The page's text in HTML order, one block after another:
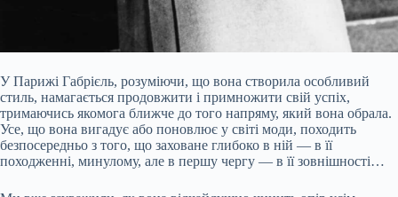
У Парижі Габрієль, розуміючи, що вона створила особливий
стиль, намагається продовжити і примножити свій успіх,
тримаючись якомога ближче до того напряму, який вона обрала.
Усе, що вона вигадує або поновлює у світі моди, походить
безпосередньо з того, що заховане глибоко в ній — в її
походженні, минулому, але в першу чергу — в її зовнішності…